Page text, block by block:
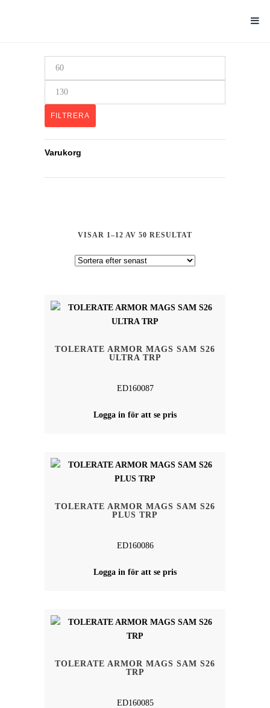
Min
Max
FILTRERA
Varukorg
VISAR 1–12 AV 50 RESULTAT
EFTER
TOLERATE ARMOR MAGS SAM S26
ULTRA TRP
ED160087
Logga in för att se pris
TOLERATE ARMOR MAGS SAM S26
PLUS TRP
ED160086
Logga in för att se pris
TOLERATE ARMOR MAGS SAM S26
TRP
ED160085